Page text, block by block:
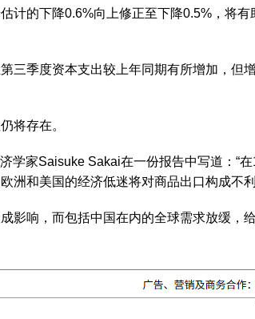
计的下降0.6%向上修正至下降0.5%，将有
三季度资本支出较上年同期有所增加，但
将存在。
学家Saisuke Sakai在一份报告中写道：“在
洲和美国的经济低迷将对商品出口构成不
影响，而包括中国在内的全球需求放缓，